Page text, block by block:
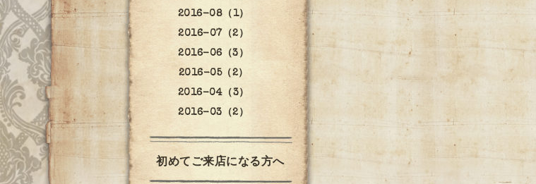
2016-08（1）
2016-07（2）
2016-06（3）
2016-05（2）
2016-04（3）
2016-03（2）
初めてご来店になる方へ